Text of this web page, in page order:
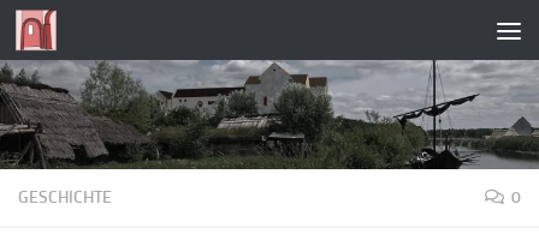
Zum Inhalt springen
GESCHICHTE 0